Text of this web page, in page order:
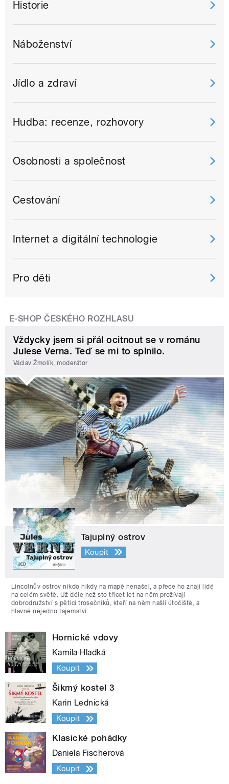
Historie
Náboženství
Jídlo a zdraví
Hudba: recenze, rozhovory
Osobnosti a společnost
Cestování
Internet a digitální technologie
Pro děti
E-SHOP ČESKÉHO ROZHLASU
Vždycky jsem si přál ocitnout se v románu
Julese Verna. Teď se mi to splnilo.
Václav Žmolík, moderátor
Tajuplný ostrov
Koupit
Lincolnův ostrov nikdo nikdy na mapě nenašel, a přece ho znají lidé
na celém světě. Už déle než sto třicet let na něm prožívají
dobrodružství s pěticí trosečníků, kteří na něm našli útočiště, a
hlavně nejedno tajemství.
Hornické vdovy
Kamila Hladká
Koupit
Šikmý kostel 3
Karin Lednická
Koupit
Klasické pohádky
Daniela Fischerová
Koupit